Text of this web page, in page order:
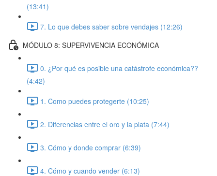
(13:41)
7. Lo que debes saber sobre vendajes (12:26)
MÓDULO 8: SUPERVIVENCIA ECONÓMICA
0. ¿Por qué es posible una catástrofe económica??
(4:42)
1. Como puedes protegerte (10:25)
2. Diferencias entre el oro y la plata (7:44)
3. Cómo y donde comprar (6:39)
4. Cómo y cuando vender (6:13)